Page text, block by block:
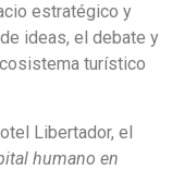
estratégico y
ideas, el debate y
turístico
Libertador, el
humano en